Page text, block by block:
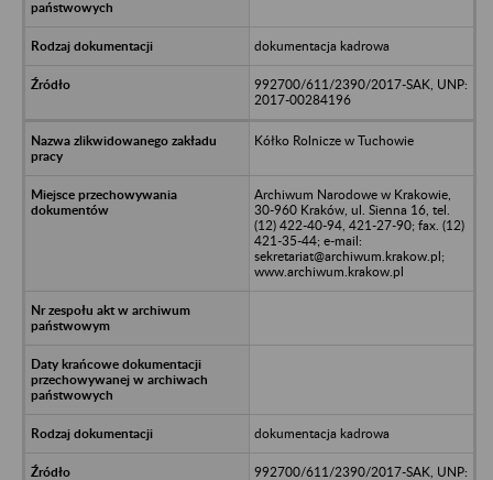
dokumentacja kadrowa
992700/611/2390/2017-SAK, UNP:
2017-00284196
Kółko Rolnicze w Tuchowie
Archiwum Narodowe w Krakowie,
30-960 Kraków, ul. Sienna 16, tel.
(12) 422-40-94, 421-27-90; fax. (12)
421-35-44; e-mail:
sekretariat@archiwum.krakow.pl;
www.archiwum.krakow.pl
dokumentacja kadrowa
992700/611/2390/2017-SAK, UNP: